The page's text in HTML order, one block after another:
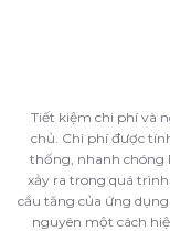
Tiết kiệm chi phí và
chủ. Chi phí được
thống, nhanh chóng
xảy ra trong quá
cầu tăng của ứng
nguyên một cách